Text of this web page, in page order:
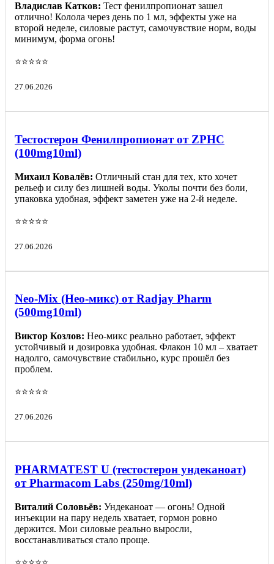
Владислав Катков: Тест фенилпропионат зашел
отлично! Колола через день по 1 мл, эффекты уже на
второй неделе, силовые растут, самочувствие норм, воды
минимум, форма огонь!
⭐️⭐️⭐️⭐️⭐️
27.06.2026
Тестостерон Фенилпропионат от ZPHC
(100mg10ml)
Михаил Ковалёв: Отличный стан для тех, кто хочет
рельеф и силу без лишней воды. Уколы почти без боли,
упаковка удобная, эффект заметен уже на 2-й неделе.
⭐️⭐️⭐️⭐️⭐️
27.06.2026
Neo-Mix (Нео-микс) от Radjay Pharm
(500mg10ml)
Виктор Козлов: Нео-микс реально работает, эффект
устойчивый и дозировка удобная. Флакон 10 мл – хватает
надолго, самочувствие стабильно, курс прошёл без
проблем.
⭐️⭐️⭐️⭐️⭐️
27.06.2026
PHARMATEST U (тестостерон ундеканоат)
от Pharmacom Labs (250mg/10ml)
Виталий Соловьёв: Ундеканоат — огонь! Одной
инъекции на пару недель хватает, гормон ровно
держится. Мои силовые реально выросли,
восстанавливаться стало проще.